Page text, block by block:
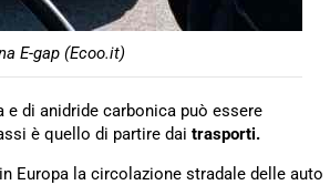
E-gap (Ecoo.it)
di anidride carbonica può essere
è quello di partire dai trasporti.
Europa la circolazione stradale delle auto